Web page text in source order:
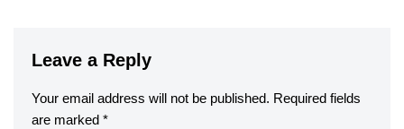
Leave a Reply
Your email address will not be published. Required fields
are marked *